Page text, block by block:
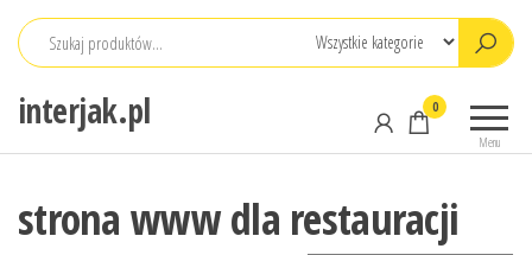
Przejdź
interjak.pl
Menu
0
strona www dla restauracji